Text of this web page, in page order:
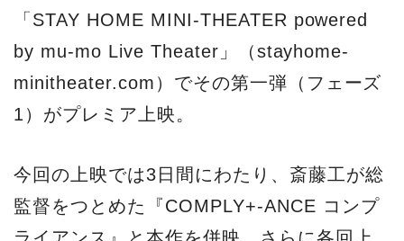
「STAY HOME MINI-THEATER powered
by mu-mo Live Theater」（stayhome-
minitheater.com）でその第一弾（フェーズ
1）がプレミア上映。
今回の上映では3日間にわたり、斎藤工が総
監督をつとめた『COMPLY+-ANCE コンプ
ライアンス』と本作を併映、さらに各回上